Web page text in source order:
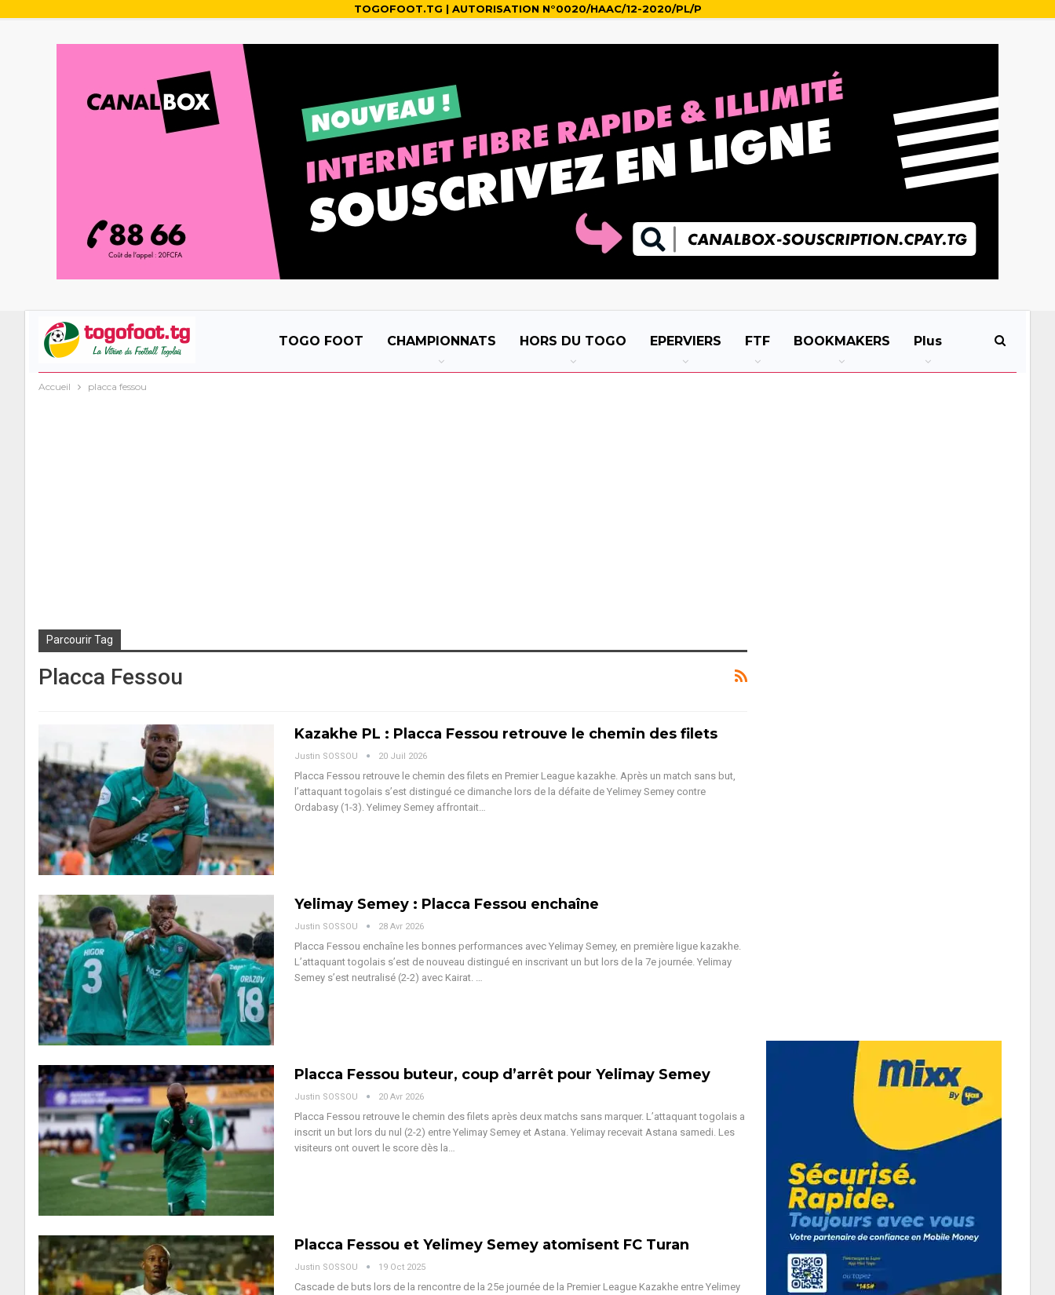
TOGOFOOT.TG | AUTORISATION N°0020/HAAC/12-2020/PL/P
TOGO FOOT CHAMPIONNATS HORS DU TOGO EPERVIERS FTF BOOKMAKERS Plus
Accueil placca fessou
Parcourir Tag
Placca Fessou
Kazakhe PL : Placca Fessou retrouve le chemin des filets
Justin SOSSOU 20 Juil 2026
Placca Fessou retrouve le chemin des filets en Premier League kazakhe. Après un match sans but,
l’attaquant togolais s’est distingué ce dimanche lors de la défaite de Yelimey Semey contre
Ordabasy (1-3). Yelimey Semey affrontait
Yelimay Semey : Placca Fessou enchaîne
Justin SOSSOU 28 Avr 2026
Placca Fessou enchaîne les bonnes performances avec Yelimay Semey, en première ligue kazakhe.
L’attaquant togolais s’est de nouveau distingué en inscrivant un but lors de la 7e journée. Yelimay
Semey s’est neutralisé (2-2) avec Kairat.
Placca Fessou buteur, coup d’arrêt pour Yelimay Semey
Justin SOSSOU 20 Avr 2026
Placca Fessou retrouve le chemin des filets après deux matchs sans marquer. L’attaquant togolais a
inscrit un but lors du nul (2-2) entre Yelimay Semey et Astana. Yelimay recevait Astana samedi. Les
visiteurs ont ouvert le score dès la
Placca Fessou et Yelimey Semey atomisent FC Turan
Justin SOSSOU 19 Oct 2025
Cascade de buts lors de la rencontre de la 25e journée de la Premier League Kazakhe entre Yelimey